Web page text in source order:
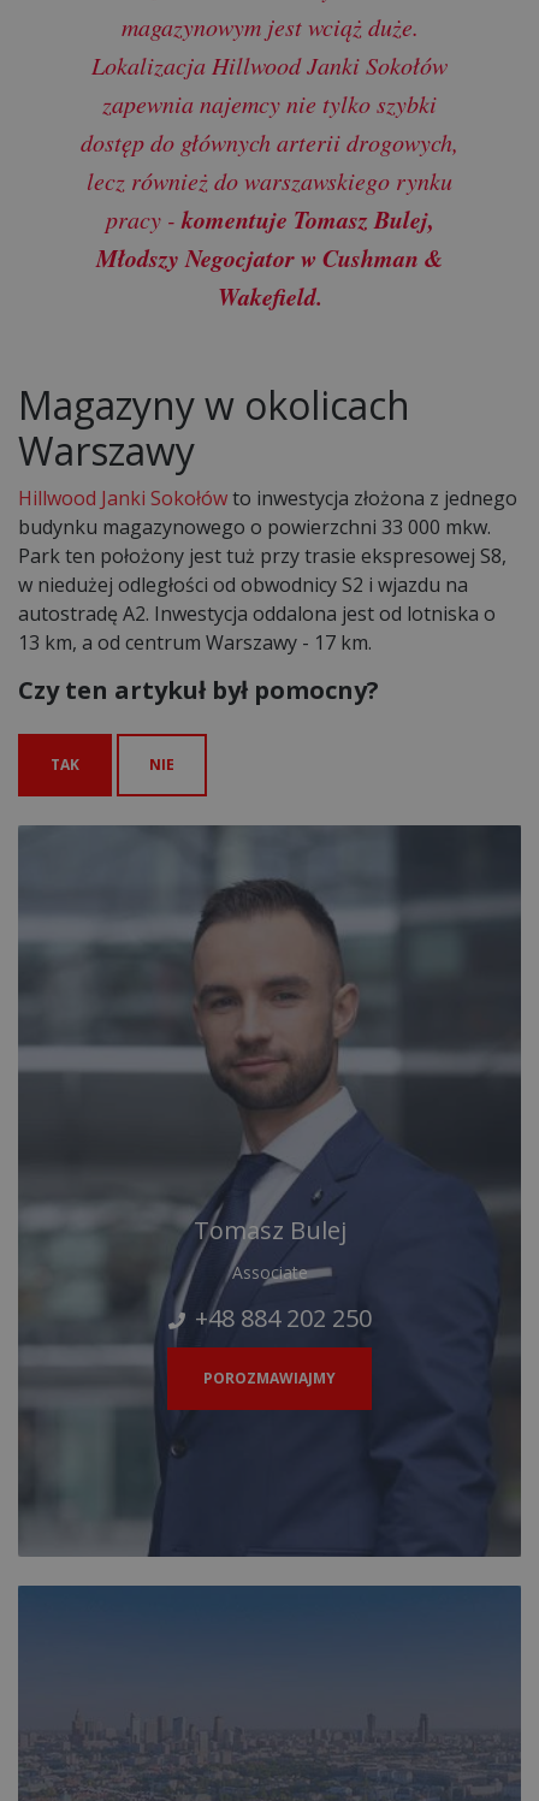
magazynowym jest wciąż duże.
Lokalizacja Hillwood Janki Sokołów
zapewnia najemcy nie tylko szybki
dostęp do głównych arterii drogowych,
lecz również do warszawskiego rynku
pracy - komentuje Tomasz Bulej,
Młodszy Negocjator w Cushman &
Wakefield.
Magazyny w okolicach
Warszawy
Hillwood Janki Sokołówto inwestycja złożona z jednego
budynku magazynowego o powierzchni 33 000 mkw.
Park ten położony jest tuż przy trasie ekspresowej S8,
w niedużej odległości od obwodnicy S2 i wjazdu na
autostradę A2. Inwestycja oddalona jest od lotniska o
13 km, a od centrum Warszawy - 17 km.
Czy ten artykuł był pomocny?
TAK NIE
Tomasz Bulej
Associate
+48 884 202 250
POROZMAWIAJMY